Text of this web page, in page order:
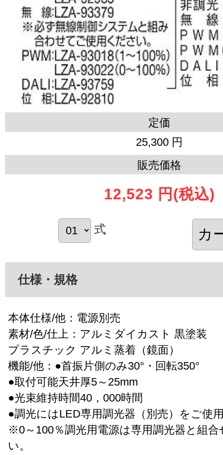
定価
25,300 円
販売価格
12,523 円 (税込)
式
仕様・規格
本体仕様/他：電源別売
素材/色/仕上：アルミダイカスト 黒塗装
プラスチック アルミ蒸着（鏡面）
機能/他：●首振片側のみ30°・回転350°
●取付可能天井厚5～25mm
●光束維持時間40，000時間
●調光にはLED専用調光器（別売）をご使
※0～100％調光用電源は専用調光器と組
い。